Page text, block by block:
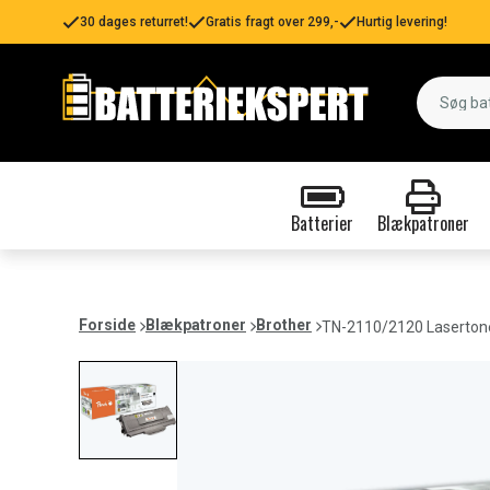
30 dages returret! Gratis fragt over 299,- Hurtig levering!
Batterier Blækpatroner
Forside Blækpatroner Brother TN-2110/2120